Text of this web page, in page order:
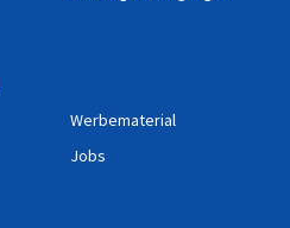
Werbematerial
Jobs